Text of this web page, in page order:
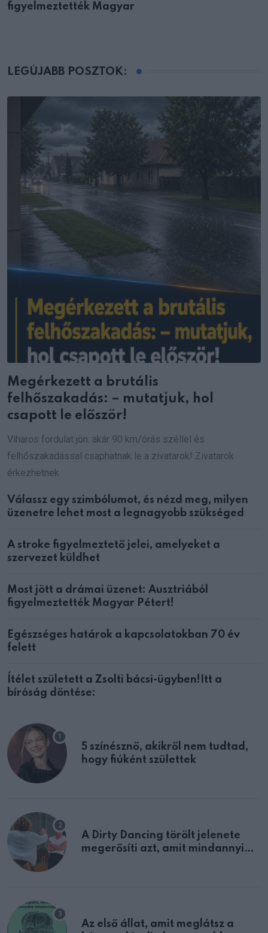
figyelmeztették Magyar
LEGÚJABB POSZTOK:
Megérkezett a brutális
felhőszakadás: – mutatjuk, hol
csapott le először!
Viharos fordulat jön: akár 90 km/órás széllel és
felhőszakadással csaphatnak le a zivatarok! Zivatarok
érkezhetnek
Válassz egy szimbólumot, és nézd meg, milyen
üzenetre lehet most a legnagyobb szükséged
A stroke figyelmeztető jelei, amelyeket a
szervezet küldhet
Most jött a drámai üzenet: Ausztriából
figyelmeztették Magyar Pétert!
Egészséges határok a kapcsolatokban 70 év
felett
Ítélet született a Zsolti bácsi-ügyben!Itt a
bíróság döntése:
5 színésznő, akikről nem tudtad,
hogy fiúként születtek
A Dirty Dancing törölt jelenete
megerősíti azt, amit mindannyian
Az első állat, amit meglátsz a